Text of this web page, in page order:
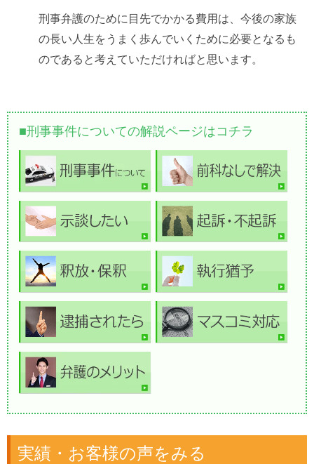
刑事弁護のために目先でかかる費用は、今後の家族
の長い人生をうまく歩んでいくために必要となるも
のであると考えていただければと思います。
刑事事件についての解説ページはコチラ
実績・お客様の声をみる